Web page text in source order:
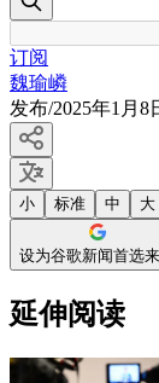
订阅
魏瑜嶙
发布/2025年1月8
小 标准 中 大
设为谷歌新闻首选
延伸阅读